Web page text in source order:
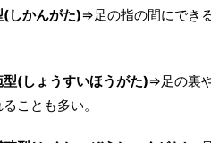
(しかんがた)⇒足の指の間にでき
型(しょうすいほうがた)⇒足の裏
ことも多い。